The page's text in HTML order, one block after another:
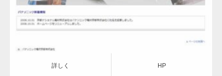
詳しく HP